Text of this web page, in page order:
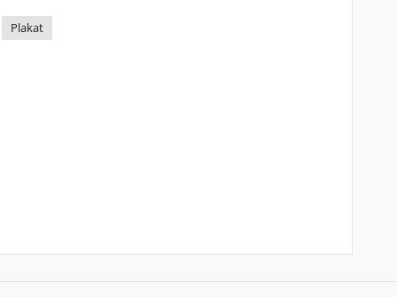
Plakat